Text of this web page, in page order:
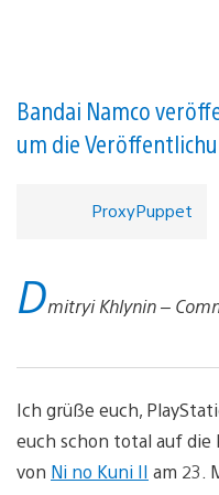
Bandai Namco
um die
ProxyPuppet
Dmitryi Khlynin –
Ich grüße euch,
euch schon total auf
von Ni no Kuni II am 23.